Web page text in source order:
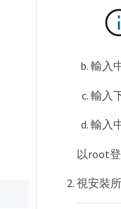
輸入
輸入
輸入
以root
視安裝